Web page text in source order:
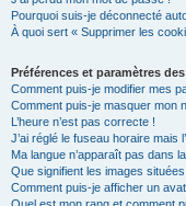
Pourquoi suis-je déconnecté
À quoi sert « Supprimer les
Préférences et paramètres
Comment puis-je modifier mes
Comment puis-je masquer mon
L’heure n’est pas correcte !
J’ai réglé le fuseau horaire mais
Ma langue n’apparaît pas dans
Que signifient les images
Comment puis-je afficher un